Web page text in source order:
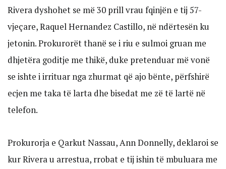
Rivera dyshohet se më 30 prill vrau fqinjën e tij 57-
vjeçare, Raquel Hernandez Castillo, në ndërtesën ku
jetonin. Prokurorët thanë se i riu e sulmoi gruan me
dhjetëra goditje me thikë, duke pretenduar më vonë
se ishte i irrituar nga zhurmat që ajo bënte, përfshirë
ecjen me taka të larta dhe bisedat me zë të lartë në
telefon.
Prokurorja e Qarkut Nassau, Ann Donnelly, deklaroi se
kur Rivera u arrestua, rrobat e tij ishin të mbuluara me